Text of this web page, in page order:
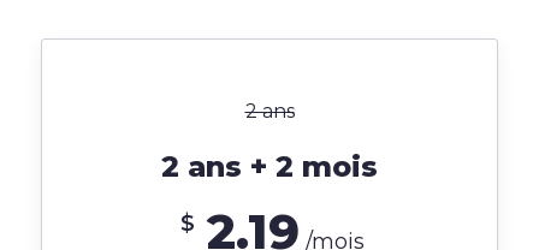
2 ans
2 ans + 2 mois
$ 2.19 /mois